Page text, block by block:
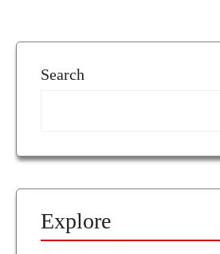
Search
Explore